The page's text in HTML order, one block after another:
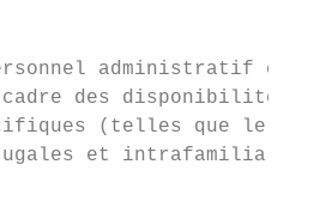
administratif et
des disponibilités
(telles que le
et intrafamiliales